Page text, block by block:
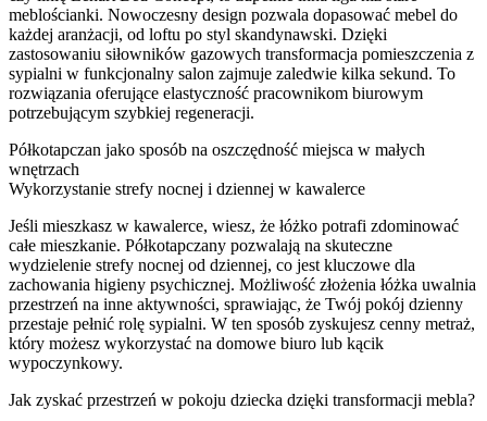
meblościanki. Nowoczesny design pozwala dopasować mebel do
każdej aranżacji, od loftu po styl skandynawski. Dzięki
zastosowaniu siłowników gazowych transformacja pomieszczenia z
sypialni w funkcjonalny salon zajmuje zaledwie kilka sekund. To
rozwiązania oferujące elastyczność pracownikom biurowym
potrzebującym szybkiej regeneracji.
Półkotapczan jako sposób na oszczędność miejsca w małych
wnętrzach
Wykorzystanie strefy nocnej i dziennej w kawalerce
Jeśli mieszkasz w kawalerce, wiesz, że łóżko potrafi zdominować
całe mieszkanie. Półkotapczany pozwalają na skuteczne
wydzielenie strefy nocnej od dziennej, co jest kluczowe dla
zachowania higieny psychicznej. Możliwość złożenia łóżka uwalnia
przestrzeń na inne aktywności, sprawiając, że Twój pokój dzienny
przestaje pełnić rolę sypialni. W ten sposób zyskujesz cenny metraż,
który możesz wykorzystać na domowe biuro lub kącik
wypoczynkowy.
Jak zyskać przestrzeń w pokoju dziecka dzięki transformacji mebla?